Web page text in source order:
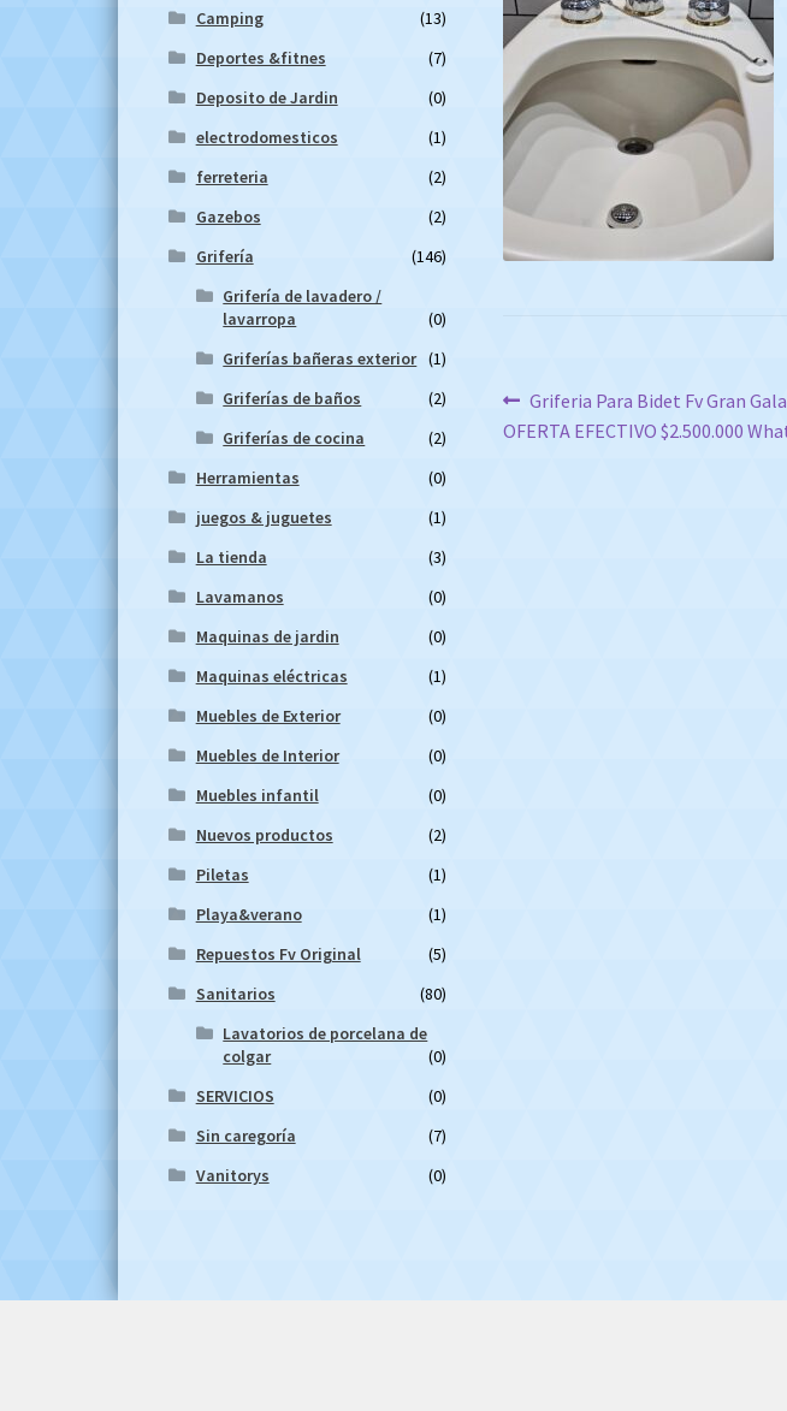
Navegación
de
Anterior:
Griferia Para Bidet Fv Gran
OFERTA EFECTIVO $2.500.000
Camping
(13)
Deportes &fitnes
(7)
Deposito de Jardin
(0)
electrodomesticos
(1)
ferreteria
(2)
Gazebos
(2)
Grifería
(146)
Grifería de lavadero /
lavarropa
(0)
Griferías bañeras exterior (1)
Griferías de baños
(2)
Griferías de cocina
(2)
Herramientas
(0)
juegos & juguetes
(1)
La tienda
(3)
Lavamanos
(0)
Maquinas de jardin
(0)
Maquinas eléctricas
(1)
Muebles de Exterior
(0)
Muebles de Interior
(0)
Muebles infantil
(0)
Nuevos productos
(2)
Piletas
(1)
Playa&verano
(1)
Repuestos Fv Original
(5)
Sanitarios
(80)
Lavatorios de porcelana de
colgar
(0)
SERVICIOS
(0)
Sin caregoría
(7)
Vanitorys
(0)